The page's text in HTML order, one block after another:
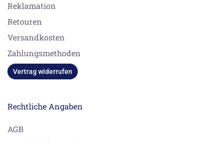
Reklamation
Retouren
Versandkosten
Zahlungsmethoden
Vertrag widerrufen
Rechtliche Angaben
AGB